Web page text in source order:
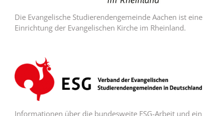
Die Evangelische Studierendengemeinde Aachen ist eine
Einrichtung der Evangelischen Kirche im Rheinland.
Informationen über die bundesweite ESG-Arbeit und ein